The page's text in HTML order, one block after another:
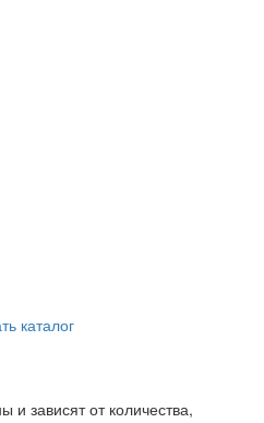
каталог
зависят от количества,